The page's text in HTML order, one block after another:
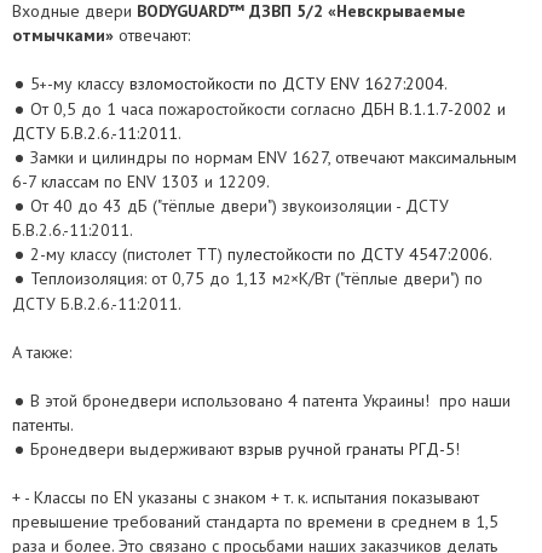
Входные двери BODYGUARD™ ДЗВП 5/2 «Невскрываемые
отмычками» отвечают:
5+-му классу взломостойкости по ДСТУ ENV 1627:2004.
От 0,5 до 1 часа пожаростойкости согласно ДБН В.1.1.7-2002 и
ДСТУ Б.В.2.6.-11:2011.
Замки и цилиндры по нормам ENV 1627, отвечают максимальным
6-7 классам по ENV 1303 и 12209.
От 40 до 43 дБ ("тёплые двери") звукоизоляции - ДСТУ
Б.В.2.6.-11:2011.
2-му классу (пистолет ТТ) пулестойкости по ДСТУ 4547:2006.
Теплоизоляция: от 0,75 до 1,13 м2×К/Вт ("тёплые двери") по
ДСТУ Б.В.2.6.-11:2011.
А также:
В этой бронедвери использовано 4 патента Украины! про наши
патенты.
Бронедвери выдерживаютвзрыв ручной гранаты РГД-5!
+ - Классы по EN указаны с знаком + т. к. испытания показывают
превышение требований стандарта по времени в среднем в 1,5
раза и более. Это связано с просьбами наших заказчиков делать